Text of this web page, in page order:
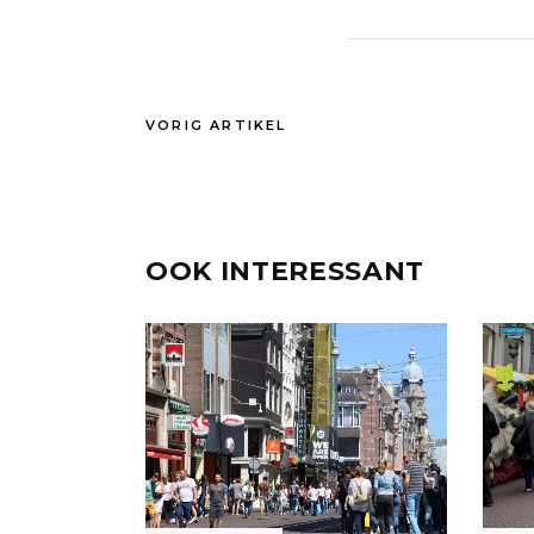
VORIG ARTIKEL
OOK INTERESSANT